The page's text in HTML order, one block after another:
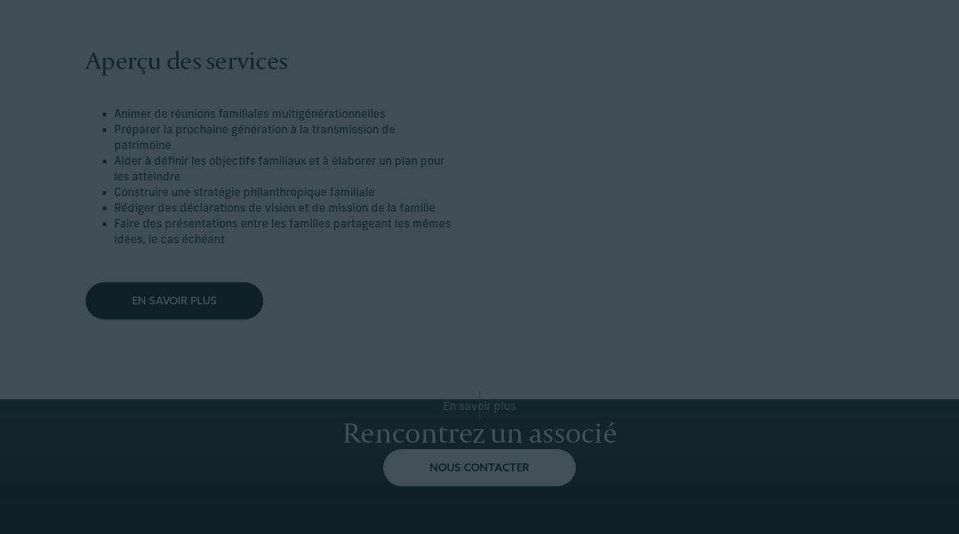
Aperçu des services
Animer de réunions familiales multigénérationnelles
Préparer la prochaine génération à la transmission de
patrimoine
Aider à définir les objectifs familiaux et à élaborer un plan pour
les atteindre
Construire une stratégie philanthropique familiale
Rédiger des déclarations de vision et de mission de la famille
Faire des présentations entre les familles partageant les mêmes
idées, le cas échéant
EN SAVOIR PLUS
En savoir plus
Rencontrez un associé
NOUS CONTACTER